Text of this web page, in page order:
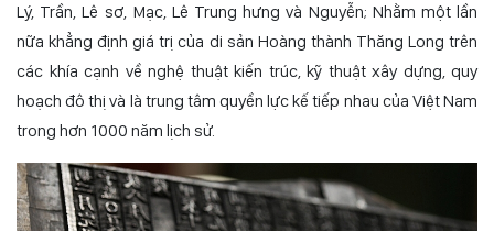
Lý, Trần, Lê sơ, Mạc, Lê Trung hưng và Nguyễn; Nhằm một lần
nữa khẳng định giá trị của di sản Hoàng thành Thăng Long trên
các khía cạnh về nghệ thuật kiến trúc, kỹ thuật xây dựng, quy
hoạch đô thị và là trung tâm quyền lực kế tiếp nhau của Việt Nam
trong hơn 1000 năm lịch sử.